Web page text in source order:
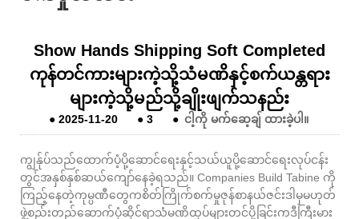
Show Hands Shipping Soft Completed
ကုန်တင်ကားများကဲ့သို့သံမဏိနှင့်စက်ယန္တရား
များကဲ့သို့မည်သို့ချိုးဖျက်သနည်း
● 2025-11-20 ● 3 ● ငါ့ကို မက်ဆေ့ချ် ထားခဲ့ပါ။
ကျွန်ုပ်သည်ထောက်ပံ့ပို့ဆောင်ရေးနှင့်သယ်ယူပို့ဆောင်ရေးလုပ်ငန်း
တွင်အနှစ်နှစ်ဆယ်ကျော်နေခဲ့ရသည်။ Companies Build Tabine ကို
ကြည့်နေတဲ့ကုမ္ပဏီတွေကစိတ်ကြိုက်စက်မှုဇုန်စာနယ်ဇင်းဒါမှမဟုတ်
ဖွဲ့စည်းတည်ဆောက်ပုံဆိုင်ရာသံမဏိထုပ်များတင်ပို့ခြင်းကဒီကြီးမား